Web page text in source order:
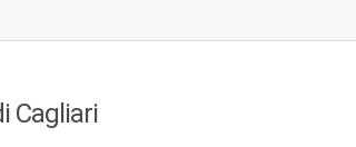
Cagliari